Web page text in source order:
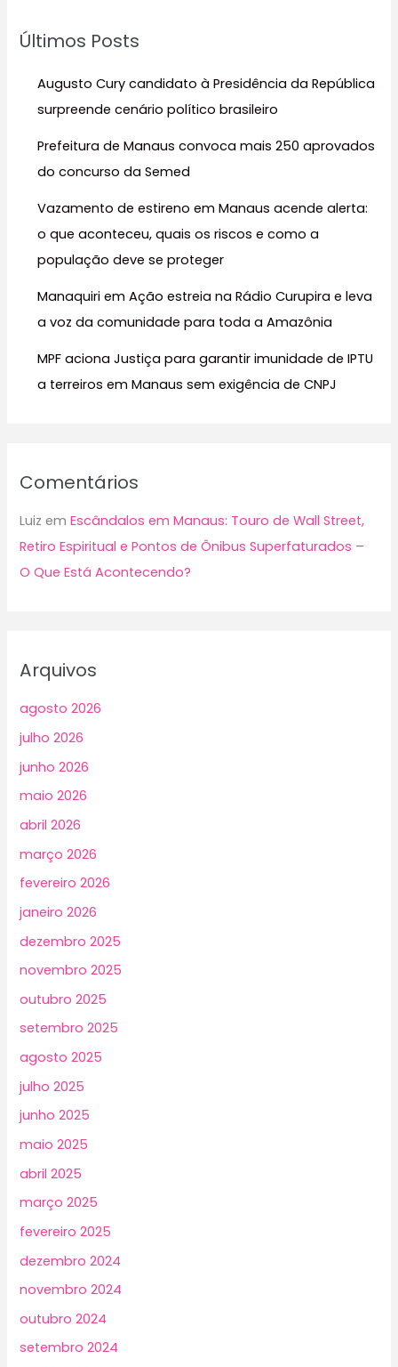
iÚltimos Posts
Augusto Cury candidato à Presidência da República
surpreende cenário político brasileiro
Prefeitura de Manaus convoca mais 250 aprovados
do concurso da Semed
Vazamento de estireno em Manaus acende alerta:
o que aconteceu, quais os riscos e como a
população deve se proteger
Manaquiri em Ação estreia na Rádio Curupira e leva
a voz da comunidade para toda a Amazônia
MPF aciona Justiça para garantir imunidade de IPTU
a terreiros em Manaus sem exigência de CNPJ
Comentários
Luiz emEscândalos em Manaus: Touro de Wall Street,
Retiro Espiritual e Pontos de Ônibus Superfaturados –
O Que Está Acontecendo?
Arquivos
agosto 2026
julho 2026
junho 2026
maio 2026
abril 2026
março 2026
fevereiro 2026
janeiro 2026
dezembro 2025
novembro 2025
outubro 2025
setembro 2025
agosto 2025
julho 2025
junho 2025
maio 2025
abril 2025
março 2025
fevereiro 2025
dezembro 2024
novembro 2024
outubro 2024
setembro 2024